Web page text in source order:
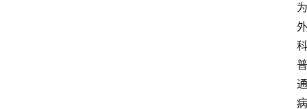
为
外
科
普
通
病